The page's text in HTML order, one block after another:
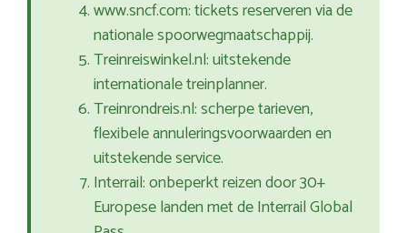
www.sncf.com: tickets reserveren via de
nationale spoorwegmaatschappij.
Treinreiswinkel.nl: uitstekende
internationale treinplanner.
Treinrondreis.nl: scherpe tarieven,
flexibele annuleringsvoorwaarden en
uitstekende service.
Interrail: onbeperkt reizen door 30+
Europese landen met de Interrail Global